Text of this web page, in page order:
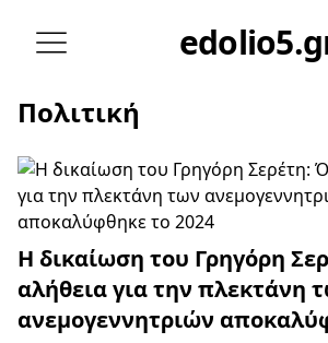
Πολιτική
Η δικαίωση του Γρηγόρη
αλήθεια για την πλεκτάνη
ανεμογεννητριών